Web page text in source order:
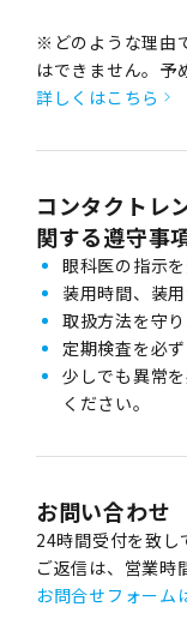
※どのような理由
はできません。予
詳しくはこちら
コンタクトレ
関する遵守事
眼科医の指示
装用時間、装
取扱方法を守
定期検査を必
少しでも異常
ください。
お問い合わせ
24時間受付を致し
ご返信は、営業時
お問合せフォーム